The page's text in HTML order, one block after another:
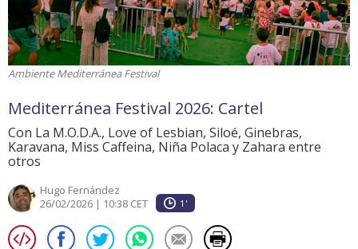
Ambiente Mediterránea Festival
Mediterránea Festival 2026: Cartel
Con La M.O.D.A., Love of Lesbian, Siloé, Ginebras,
Karavana, Miss Caffeina, Niña Polaca y Zahara entre
otros
Hugo Fernández
26/02/2026 | 10:38 CET
1'